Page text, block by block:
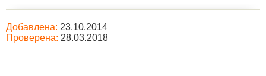
Добавлена: 23.10.2014
Проверена: 28.03.2018